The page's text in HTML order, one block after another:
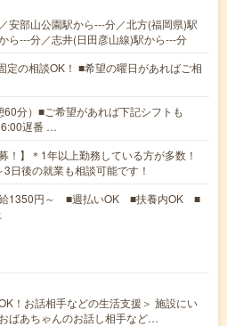
安部山公園駅から---分／北方(福岡県)駅
ら---分／志井(日田彦山線)駅から---分
定の相談OK！ ■希望の曜日があればご相
分）■ご希望があれば下記シフトも
遅番 …
！】＊1年以上勤務している方が多数！
日後の就業も相談可能です！
給1350円～ ■週払いOK ■扶養内OK ■
！お話相手などの生活支援＞ 施設にい
ばあちゃんのお話し相手など…